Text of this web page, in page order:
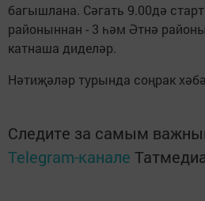
багышлана. Сәгать 9.00дә
районыннан - 3 һәм Әтнә
катнаша диделәр.
Нәтиҗәләр турында соңрак
Следите за самым
Telegram-канале